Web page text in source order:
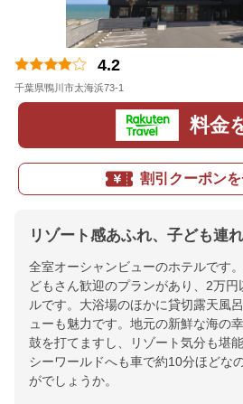
4.2
千葉県鴨川市太海浜73-1
料金
割引クーポン
リゾート感あふれ、子ども連
全室オーシャンビューのホテルです
どもさん歓迎のプランがあり、2万
ルです。大浴場のほかに貸切露天風
ューも魅力です。地元の新鮮な海の
鼓を打てますし、リゾート気分も堪
シーワールドへも車で約10分ほどな
がでしょうか。